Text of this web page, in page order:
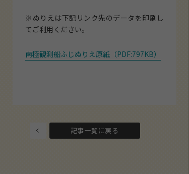
※ぬりえは下記リンク先のデータを印刷し
てご利用ください。
南極観測船ふじぬりえ原紙（PDF:797KB）
記事一覧に戻る